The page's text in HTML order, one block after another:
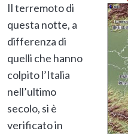
Il terremoto di
questa notte, a
differenza di
quelli che hanno
colpito l’Italia
nell’ultimo
secolo, si è
verificato in